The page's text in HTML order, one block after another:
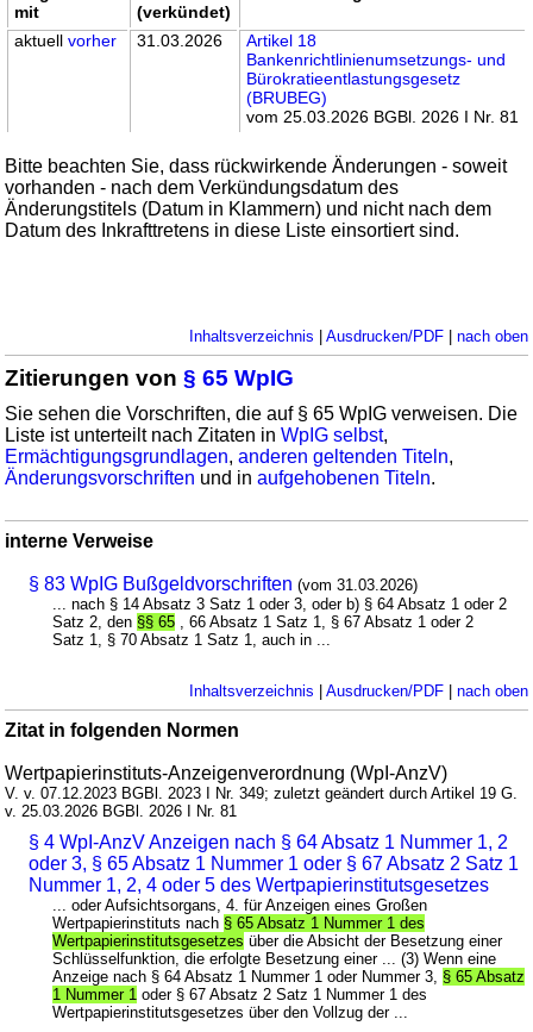
mit
(verkündet)
aktuellvorher 31.03.2026
Artikel 18
Bankenrichtlinienumsetzungs- und
Bürokratieentlastungsgesetz
(BRUBEG)
vom 25.03.2026 BGBl. 2026 I Nr. 81
Bitte beachten Sie, dass rückwirkende Änderungen - soweit
vorhanden - nach dem Verkündungsdatum des
Änderungstitels (Datum in Klammern) und nicht nach dem
Datum des Inkrafttretens in diese Liste einsortiert sind.
Inhaltsverzeichnis Ausdrucken/PDF| nach oben
Zitierungen von§ 65 WpIG
Sie sehen die Vorschriften, die auf § 65 WpIG verweisen. Die
Liste ist unterteilt nach Zitaten inWpIG selbst,
Ermächtigungsgrundlagen,anderen geltenden Titeln,
Änderungsvorschriften und inaufgehobenen Titeln.
interne Verweise
§ 83 WpIG Bußgeldvorschriften (vom 31.03.2026)
... nach § 14 Absatz 3 Satz 1 oder 3, oder b) § 64 Absatz 1 oder 2
Satz 2, den §§ 65 , 66 Absatz 1 Satz 1, § 67 Absatz 1 oder 2
Satz 1, § 70 Absatz 1 Satz 1, auch in ...
Inhaltsverzeichnis Ausdrucken/PDF| nach oben
Zitat in folgenden Normen
Wertpapierinstituts-Anzeigenverordnung (WpI-AnzV)
V. v. 07.12.2023 BGBl. 2023 I Nr. 349; zuletzt geändert durch Artikel 19 G.
v. 25.03.2026 BGBl. 2026 I Nr. 81
§ 4 WpI-AnzV Anzeigen nach § 64 Absatz 1 Nummer 1, 2
oder 3, § 65 Absatz 1 Nummer 1 oder § 67 Absatz 2 Satz 1
Nummer 1, 2, 4 oder 5 des Wertpapierinstitutsgesetzes
... oder Aufsichtsorgans, 4. für Anzeigen eines Großen
Wertpapierinstituts nach § 65 Absatz 1 Nummer 1 des
Wertpapierinstitutsgesetzes über die Absicht der Besetzung einer
Schlüsselfunktion, die erfolgte Besetzung einer ... (3) Wenn eine
Anzeige nach § 64 Absatz 1 Nummer 1 oder Nummer 3, § 65 Absatz
1 Nummer 1 oder § 67 Absatz 2 Satz 1 Nummer 1 des
Wertpapierinstitutsgesetzes über den Vollzug der ...